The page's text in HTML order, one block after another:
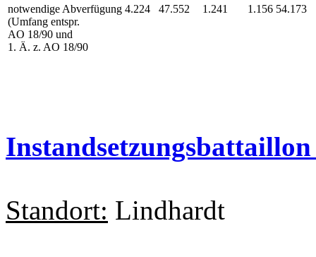
notwendige Abverfügung
(Umfang entspr.
AO 18/90 und
1. Ä. z. AO 18/90
4.224 47.552 1.241 1.156 54.173
Standort: Lindhardt